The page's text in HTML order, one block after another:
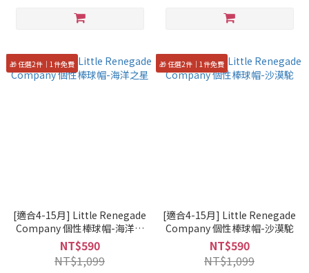
🎁 任選2件｜1件免費
[適合4-15月] Little Renegade
Company 個性棒球帽-海洋之
星
NT$590
NT$1,099
🎁 任選2件｜1件免費
[適合4-15月] Little Renegade
Company 個性棒球帽-沙漠駝
NT$590
NT$1,099